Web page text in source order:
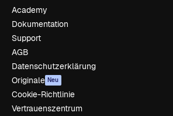
Academy
Dokumentation
Support
AGB
Datenschutzerklärung
Originale Neu
Cookie-Richtlinie
Vertrauenszentrum